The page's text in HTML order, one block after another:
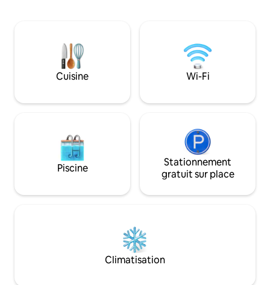
de la ville derrière vous. Promenez-vous
dans la ferme, asseyez-vous à l'ombre
des arbres, respirez l'air frais… Les
aventuriers peuvent faire une
plage immaculée de Kachamkurissi
Cuisine Wi-Fi
Piscine
Stationnement
gratuit sur place
Climatisation